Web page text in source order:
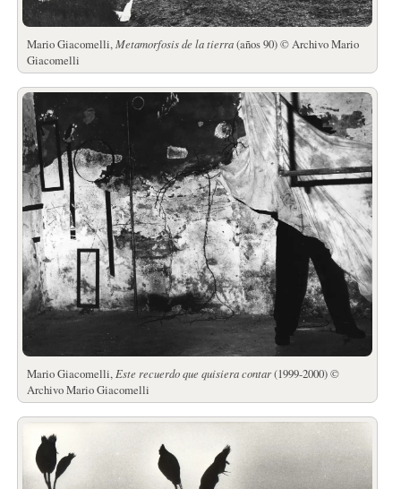
Mario Giacomelli, Metamorfosis de la tierra(años 90) © Archivo Mario
Giacomelli
Mario Giacomelli, Este recuerdo que quisiera contar(1999-2000) ©
Archivo Mario Giacomelli